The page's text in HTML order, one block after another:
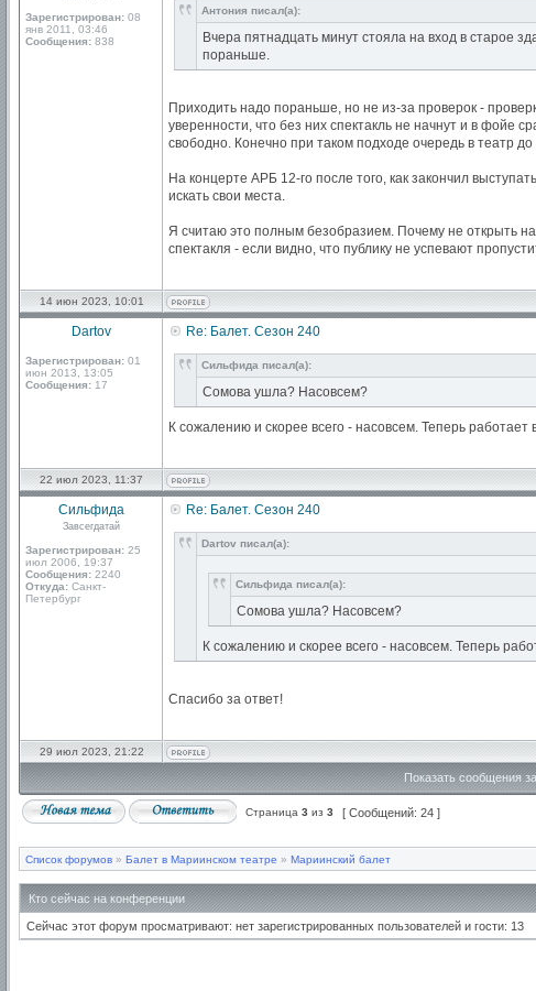
Зарегистрирован: 08
янв 2011, 03:46
Сообщения: 838
Антония писал(а):
Вчера пятнадцать минут стояла на вход в старое
пораньше.
Приходить надо пораньше, но не из-за проверок -
уверенности, что без них спектакль не начнут и в фойе
свободно. Конечно при таком подходе очередь в театр
На концерте АРБ 12-го после того, как закончил
искать свои места.
Я считаю это полным безобразием. Почему не открыть
спектакля - если видно, что публику не успевают
14 июн 2023, 10:01
Dartov
Зарегистрирован: 01
июн 2013, 13:05
Сообщения: 17
Re: Балет. Сезон 240
Сильфида писал(а):
Сомова ушла? Насовсем?
К сожалению и скорее всего - насовсем. Теперь работает
22 июл 2023, 11:37
Сильфида
Завсегдатай
Зарегистрирован: 25
июл 2006, 19:37
Сообщения: 2240
Откуда: Санкт-
Петербург
Re: Балет. Сезон 240
Dartov писал(а):
Сильфида писал(а):
Сомова ушла? Насовсем?
К сожалению и скорее всего - насовсем. Теперь
Спасибо за ответ!
29 июл 2023, 21:22
Показать сообщения
Страница 3 из 3 [ Сообщений: 24 ]
Список форумов » Балет в Мариинском театре » Мариинский балет
Кто сейчас на конференции
Сейчас этот форум просматривают: нет зарегистрированных пользователей и гости: 13